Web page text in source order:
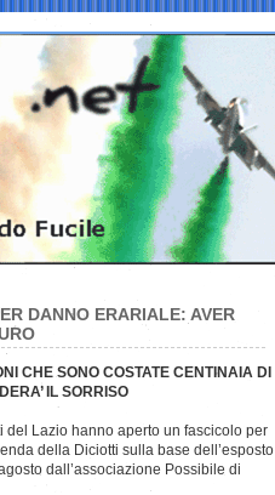
DANNO ERARIALE: AVER
CHE SONO COSTATE CENTINAIA DI
IL SORRISO
del Lazio hanno aperto un fascicolo per
della Diciotti sulla base dell’esposto
dall’associazione Possibile di